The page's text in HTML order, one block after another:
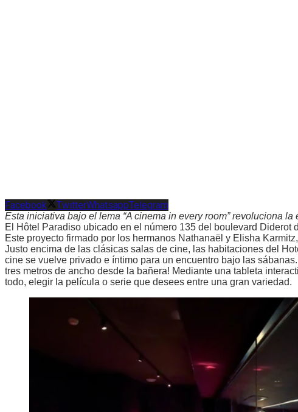
Facebook TwitterWhatsappTelegram
Esta iniciativa bajo el lema “A cinema in every room” revoluciona la
El Hôtel Paradiso ubicado en el número 135 del boulevard
Este proyecto firmado por los hermanos Nathanaël y Elisha
Justo encima de las clásicas salas de cine, las habitaciones del
cine se vuelve privado e íntimo para un encuentro bajo las
tres metros de ancho desde la bañera! Mediante una tableta
todo, elegir la película o serie que desees entre una gran variedad.